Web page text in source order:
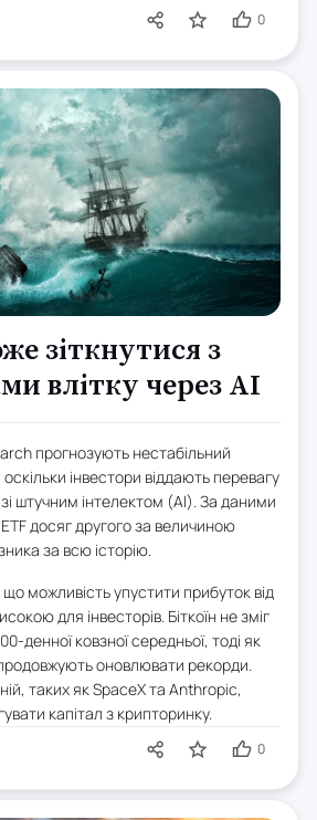
0
зіткнутися з
влітку через AI
прогнозують нестабільний
оскільки інвестори віддають перевагу
штучним інтелектом (AI). За даними
ETF досяг другого за величиною
за всю історію.
можливість упустити прибуток від
для інвесторів. Біткоїн не зміг
денної ковзної середньої, тоді як
оновлювати рекорди.
таких як SpaceX та Anthropic,
капітал з крипторинку.
0